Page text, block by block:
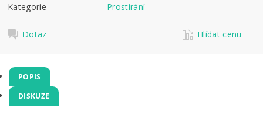
Kategorie
Prostírání
Dotaz Hlídat cenu
POPIS
DISKUZE